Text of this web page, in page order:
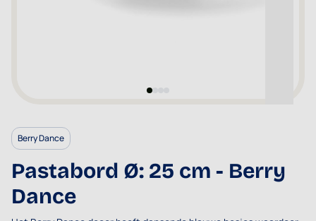
Berry Dance
Pastabord Ø: 25 cm - Berry
Dance